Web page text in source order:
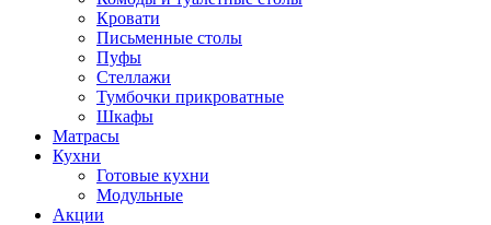
Кровати
Письменные столы
Пуфы
Стеллажи
Тумбочки прикроватные
Шкафы
Матрасы
Кухни
Готовые кухни
Модульные
Акции